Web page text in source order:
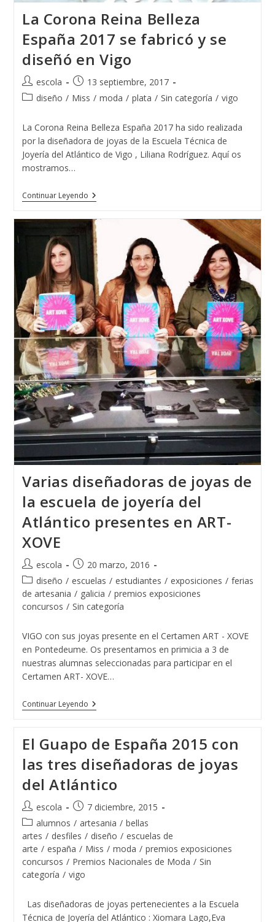
La Corona Reina Belleza
España 2017 se fabricó y se
diseñó en Vigo
Autor
de
escola
Publicación
de
13 septiembre, 2017
Categoría
la
entrada:
diseño / Miss / moda / plata / Sin categoría / vigo
La Corona Reina Belleza España 2017 ha sido realizada
por la diseñadora de joyas de la Escuela Técnica de
Joyería del Atlántico de Vigo , Liliana Rodríguez. Aquí os
mostramos…
Continuar LeyendoLa
Corona
Belleza
España
2017
Se
Fabricó
Se
Diseñó
En
Vigo
Varias diseñadoras de joyas de
la escuela de joyería del
Atlántico presentes en ART-
XOVE
Autor
de
la
entrada:
escola
Publicación
de
la
entrada:
20 marzo, 2016
Categoría
de
la
diseño / escuelas / estudiantes / exposiciones / ferias
de artesania / galicia / premios exposiciones
concursos / Sin categoría
VIGO con sus joyas presente en el Certamen ART - XOVE
en Pontedeume. Os presentamos en primicia a 3 de
nuestras alumnas seleccionadas para participar en el
Certamen ART- XOVE…
Continuar LeyendoVarias
Diseñadoras
De
La
Escuela
De
Joyería
Del
Atlántico
Presentes
En
ART-
XOVE
El Guapo de España 2015 con
las tres diseñadoras de joyas
del Atlántico
Autor
de
la
entrada:
escola
Publicación
de
la
entrada:
7 diciembre, 2015
Categoría
de
la
entrada:
alumnos / artesania / bellas
artes / desfiles / diseño / escuelas de
arte / españa / Miss / moda / premios exposiciones
concursos / Premios Nacionales de Moda / Sin
categoría / vigo
Las diseñadoras de joyas pertenecientes a la Escuela
Técnica de Joyería del Atlántico : Xiomara Lago,Eva